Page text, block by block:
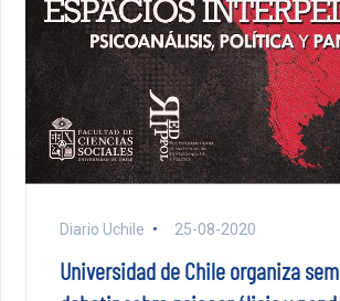
Diario Uchile 25-08-2020
Universidad de Chile organiza